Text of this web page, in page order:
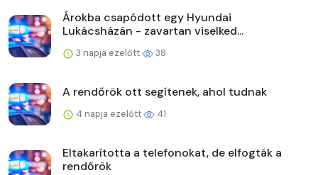
Árokba csapódott egy Hyundai
Lukácsházán - zavartan viselked...
3 napja ezelőtt 38
A rendőrök ott segítenek, ahol tudnak
4 napja ezelőtt 41
Eltakarította a telefonokat, de elfogták a
rendőrök